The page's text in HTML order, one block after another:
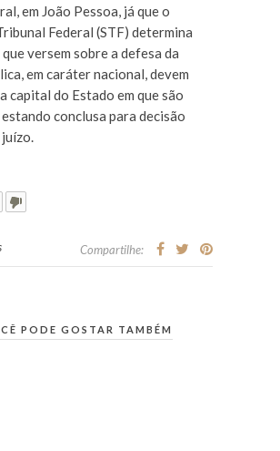
em João Pessoa, já que o
Federal (STF) determina
versem sobre a defesa da
em caráter nacional, devem
capital do Estado em que são
conclusa para decisão
Compartilhe:
PODE GOSTAR TAMBÉM